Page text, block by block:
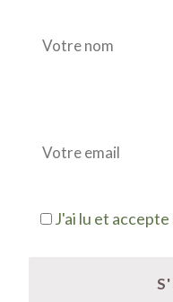
J'ai lu et